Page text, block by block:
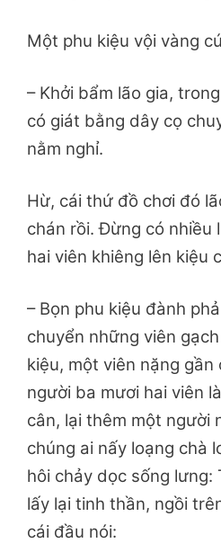
Một phu kiệu vội vàng
– Khởi bẩm lão gia,
có giát bằng dây cọ
nằm nghỉ.
Hừ, cái thứ đồ chơi đó
chán rồi. Đừng có nhiều
hai viên khiêng lên kiệu
– Bọn phu kiệu đành
chuyển những viên
kiệu, một viên nặng gần
người ba mươi hai viên
cân, lại thêm một người
chúng ai nấy loạng chà
hôi chảy dọc sống lưng:
lấy lại tinh thần, ngồi
cái đầu nói: